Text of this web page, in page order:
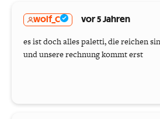
wolf_C vor 5 Jahren
es ist doch alles paletti, die reichen
und unsere rechnung kommt erst